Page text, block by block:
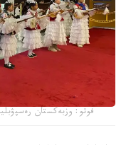
فوتو: وزبەكستان